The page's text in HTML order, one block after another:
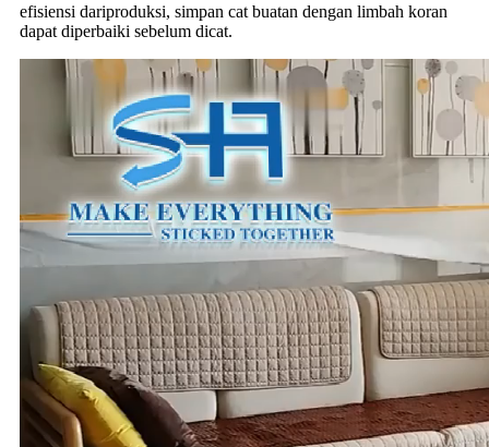
efisiensi dariproduksi, simpan cat buatan dengan limbah koran
dapat diperbaiki sebelum dicat.